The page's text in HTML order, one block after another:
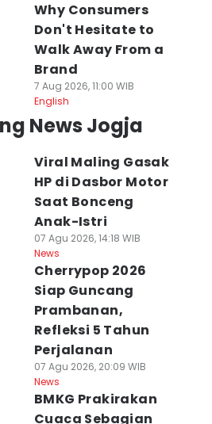
Why Consumers
Don't Hesitate to
Walk Away From a
Brand
7 Aug 2026, 11:00 WIB
English
News Jogja
Viral Maling Gasak
HP di Dasbor Motor
Saat Bonceng
Anak-Istri
07 Agu 2026, 14:18 WIB
News
Cherrypop 2026
Siap Guncang
Prambanan,
Refleksi 5 Tahun
Perjalanan
07 Agu 2026, 20:09 WIB
News
BMKG Prakirakan
Cuaca Sebagian